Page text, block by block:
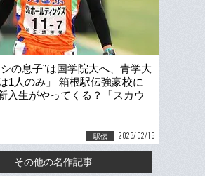
の息子”は国学院大へ、青学大
1人のみ」 箱根駅伝強豪校に
入生がやってくる？「スカウ
成功したのは…」
駅伝 2023/02/16
その他の名作記事